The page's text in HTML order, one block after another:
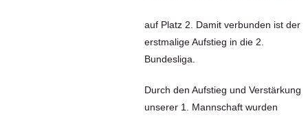
auf Platz 2. Damit verbunden ist der
erstmalige Aufstieg in die 2.
Bundesliga.
Durch den Aufstieg und Verstärkung
unserer 1. Mannschaft wurden